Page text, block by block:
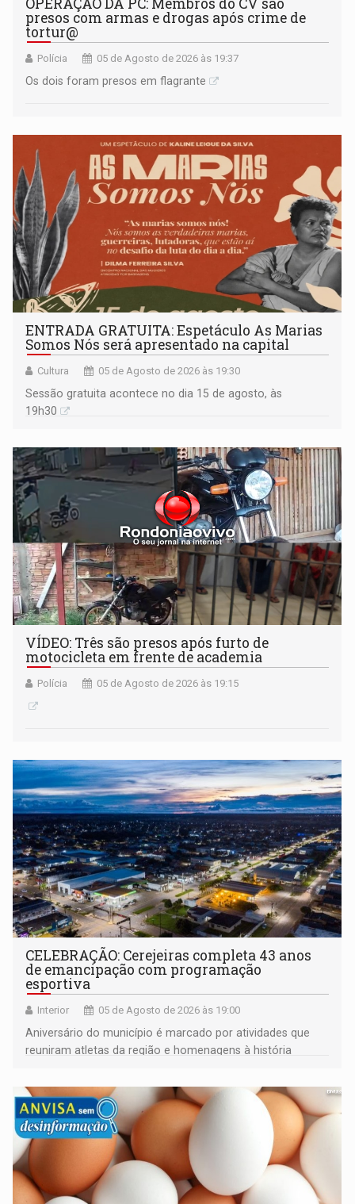
presos com armas e drogas após crime de
tortur@
Polícia 05 de Agosto de 2026 às 19:37
Os dois foram presos em flagrante
ENTRADA GRATUITA: Espetáculo As Marias
Somos Nós será apresentado na capital
Cultura 05 de Agosto de 2026 às 19:30
Sessão gratuita acontece no dia 15 de agosto, às
19h30
VÍDEO: Três são presos após furto de
motocicleta em frente de academia
Polícia 05 de Agosto de 2026 às 19:15
CELEBRAÇÃO: Cerejeiras completa 43 anos
de emancipação com programação
esportiva
Interior 05 de Agosto de 2026 às 19:00
Aniversário do município é marcado por atividades que
reuniram atletas da região e homenagens à história